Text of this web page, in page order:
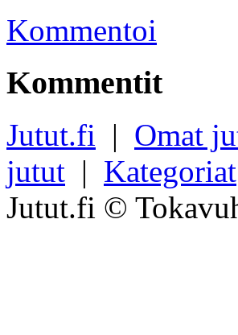
Kommentoi
Kommentit
Jutut.fi | Omat
jutut | Kategoriat
Jutut.fi ©